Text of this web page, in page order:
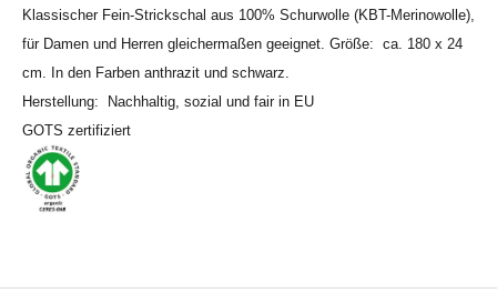
Klassischer Fein-Strickschal aus 100% Schurwolle (KBT-Merinowolle),
für Damen und Herren gleichermaßen geeignet. Größe: ca. 180 x 24
cm. In den Farben anthrazit und schwarz.
Herstellung: Nachhaltig, sozial und fair in EU
GOTS zertifiziert